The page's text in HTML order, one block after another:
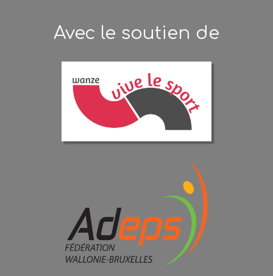
Avec le soutien de